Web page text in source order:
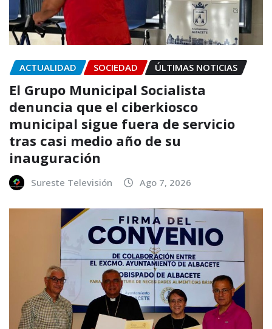
ACTUALIDAD SOCIEDAD ÚLTIMAS NOTICIAS
El Grupo Municipal Socialista
denuncia que el ciberkiosco
municipal sigue fuera de servicio
tras casi medio año de su
inauguración
Sureste Televisión Ago 7, 2026